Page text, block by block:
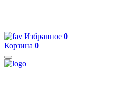
Избранное 0
Корзина 0